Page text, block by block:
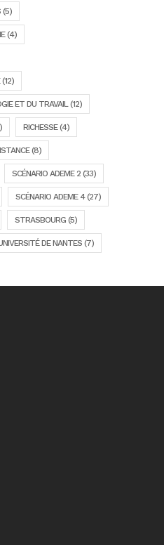
(5)
(4)
(12)
ET DU TRAVAIL(12)
RICHESSE(4)
(8)
SCÉNARIO ADEME 2 (33)
SCÉNARIO ADEME 4(27)
STRASBOURG (5)
DE NANTES (7)